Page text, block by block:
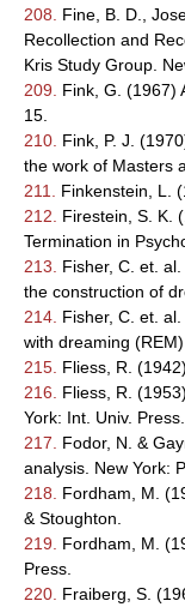
208.
Fine, B. D.,
Recollection and
Kris Study Group.
209.
Fink, G. (1967)
15.
210. Fink, P. J.
the work of Masters
211.
Finkenstein, L.
212.
Firestein, S. K.
Termination in
213.
Fisher, C. et.
the construction of
214. Fisher, C. et.
with dreaming
215. Fliess, R.
216.
Fliess, R.
York: Int. Univ. Press.
217.
Fodor, N. &
analysis. New York:
218.
Fordham, M.
& Stoughton.
219.
Fordham, M.
Press.
220. Fraiberg, S.